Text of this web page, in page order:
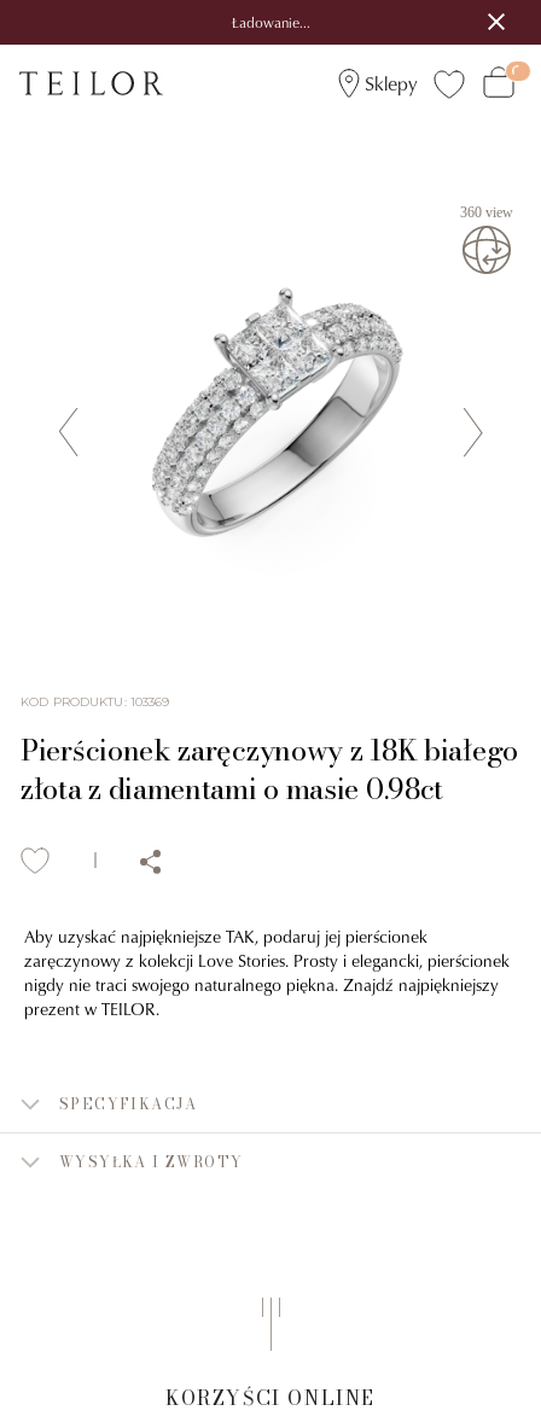
Ładowanie...
Sklepy
360 view
KOD PRODUKTU: 103369
Pierścionek zaręczynowy z 18K białego
złota z diamentami o masie 0.98ct
Aby uzyskać najpiękniejsze TAK, podaruj jej pierścionek
zaręczynowy z kolekcji Love Stories. Prosty i elegancki, pierścionek
nigdy nie traci swojego naturalnego piękna. Znajdź najpiękniejszy
prezent w TEILOR.
SPECYFIKACJA
WYSYŁKA I ZWROTY
KORZYŚCI ONLINE